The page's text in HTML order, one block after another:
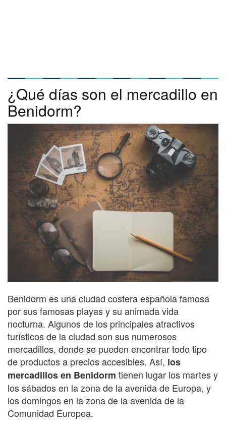
¿Qué días son el mercadillo en
Benidorm?
Benidorm es una ciudad costera española famosa
por sus famosas playas y su animada vida
nocturna. Algunos de los principales atractivos
turísticos de la ciudad son sus numerosos
mercadillos, donde se pueden encontrar todo tipo
de productos a precios accesibles. Así, los
mercadillos en Benidorm tienen lugar los martes y
los sábados en la zona de la avenida de Europa, y
los domingos en la zona de la avenida de la
Comunidad Europea.